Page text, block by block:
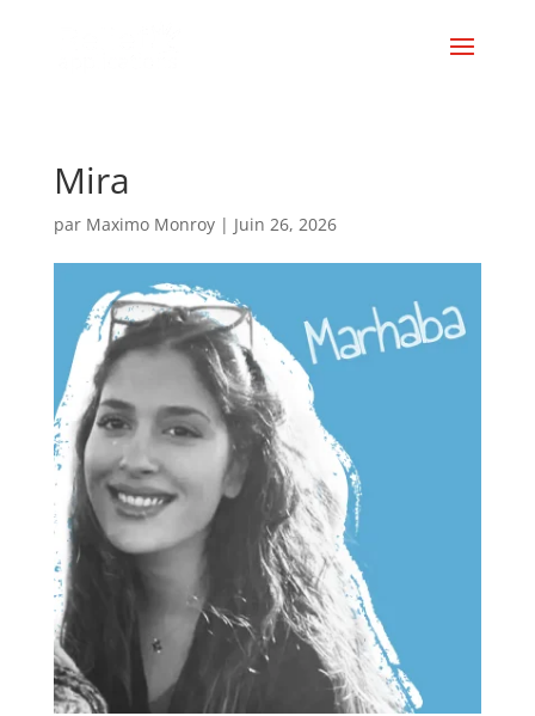
Mira
par Maximo Monroy| Juin 26, 2026